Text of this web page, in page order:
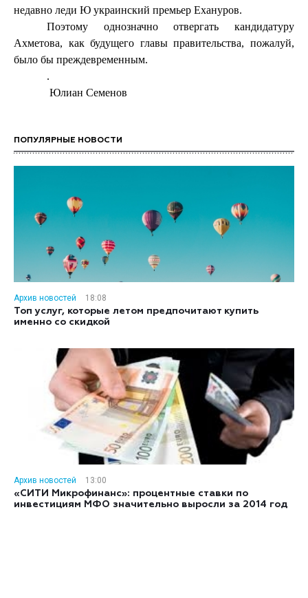
недавно леди Ю украинский премьер Ехануров.
Поэтому однозначно отвергать кандидатуру
Ахметова, как будущего главы правительства, пожалуй,
было бы преждевременным.
.
Юлиан Семенов
ПОПУЛЯРНЫЕ НОВОСТИ
Архив новостей
18:08
Топ услуг, которые летом предпочитают купить
именно со скидкой
Архив новостей
13:00
«СИТИ Микрофинанс»: процентные ставки по
инвестициям МФО значительно выросли за 2014 год